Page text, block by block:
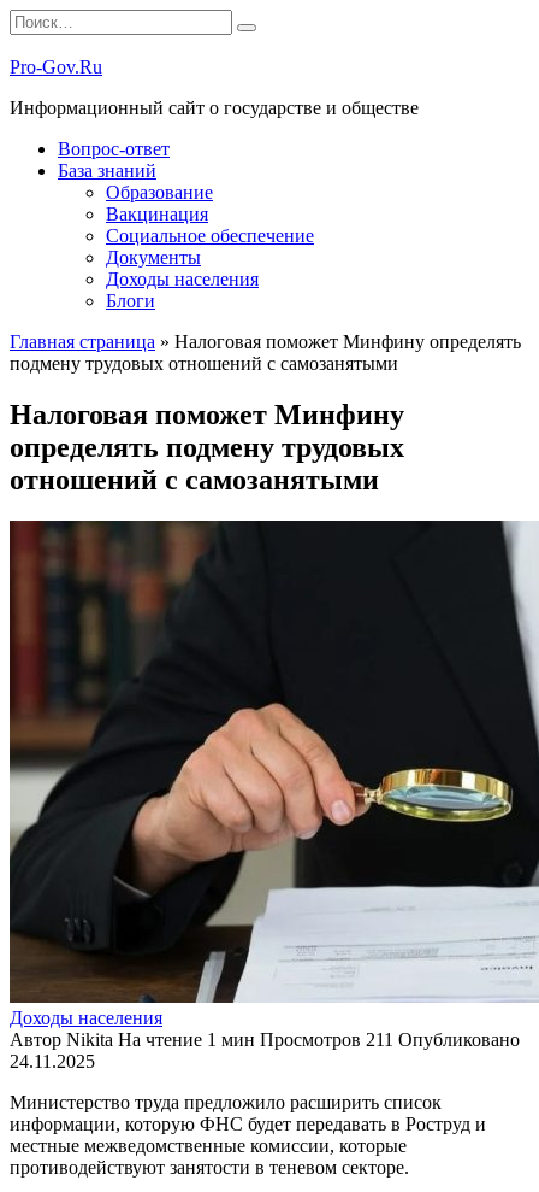
Перейти
к
содержанию
Search
for:
Pro-Gov.Ru
Информационный сайт о государстве и обществе
Вопрос-ответ
База знаний
Образование
Вакцинация
Социальное обеспечение
Документы
Доходы населения
Блоги
Главная страница » Налоговая поможет Минфину определять
подмену трудовых отношений с самозанятыми
Налоговая поможет Минфину
определять подмену трудовых
отношений с самозанятыми
Доходы населения
Автор Nikita На чтение 1 мин Просмотров 211 Опубликовано
24.11.2025
Министерство труда предложило расширить список
информации, которую ФНС будет передавать в Роструд и
местные межведомственные комиссии, которые
противодействуют занятости в теневом секторе.